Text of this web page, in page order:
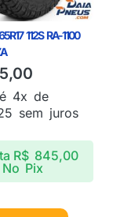
112S RA-1100
4x de
sem juros
R$ 845,00
No Pix